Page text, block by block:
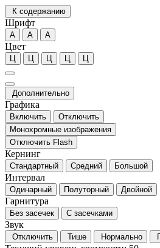
К содержанию
Шрифт
А А А
Цвет
Ц Ц Ц Ц Ц
Дополнительно
Графика
Включить
Отключить
Монохромные изображения
Отключить Flash
Кернинг
Стандартный Средний Большой
Интервал
Одинарный Полуторный Двойной
Гарнитура
Без засечек С засечками
Звук
Отключить Тише Нормально